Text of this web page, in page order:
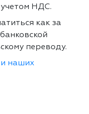
учетом НДС.
как за
переводу.
наших